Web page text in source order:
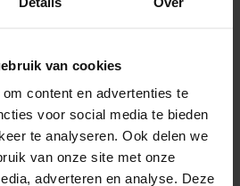
van cookies
content en advertenties te
voor social media te bieden
te analyseren. Ook delen we
van onze site met onze
adverteren en analyse. Deze